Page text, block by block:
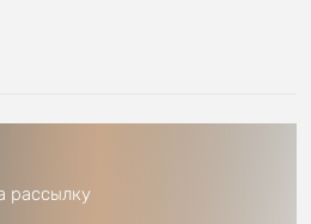
рассылку